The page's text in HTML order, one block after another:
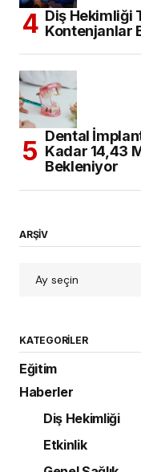
Diş Hekimliği
Kontenjanlar
Dental
Kadar 14,43
Bekleniyor
ARŞİV
KATEGORILER
Eğitim
Haberler
Diş Hekimliği
Etkinlik